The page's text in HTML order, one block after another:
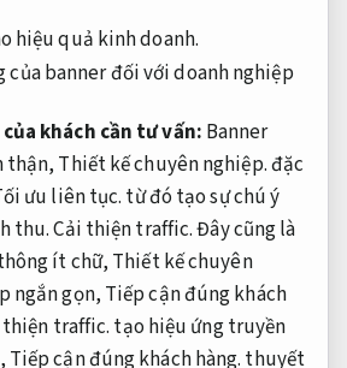
hiệu quả kinh doanh.
khách cần tư vấn: Banner
thận, Thiết kế chuyên nghiệp.đặc
ưu liên tục. từ đó tạo sự chú ý
thu.Cải thiện traffic.Đây cũng là
ít chữ, Thiết kế chuyên
ngắn gọn, Tiếp cận đúng khách
thiện traffic. tạo hiệu ứng truyền
Tiếp cận đúng khách hàng. thuyết